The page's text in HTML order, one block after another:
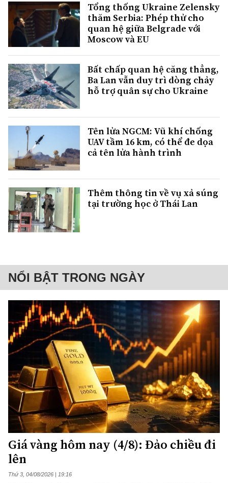
Tổng thống Ukraine Zelensky
thăm Serbia: Phép thử cho
quan hệ giữa Belgrade với
Moscow và EU
Bất chấp quan hệ căng thẳng,
Ba Lan vẫn duy trì dòng chảy
hỗ trợ quân sự cho Ukraine
Tên lửa NGCM: Vũ khí chống
UAV tầm 16 km, có thể đe dọa
cả tên lửa hành trình
Thêm thông tin về vụ xả súng
tại trường học ở Thái Lan
NỔI BẬT TRONG NGÀY
Giá vàng hôm nay (4/8): Đảo chiều đi
lên
Thứ 3, 04/08/2026 | 19:16